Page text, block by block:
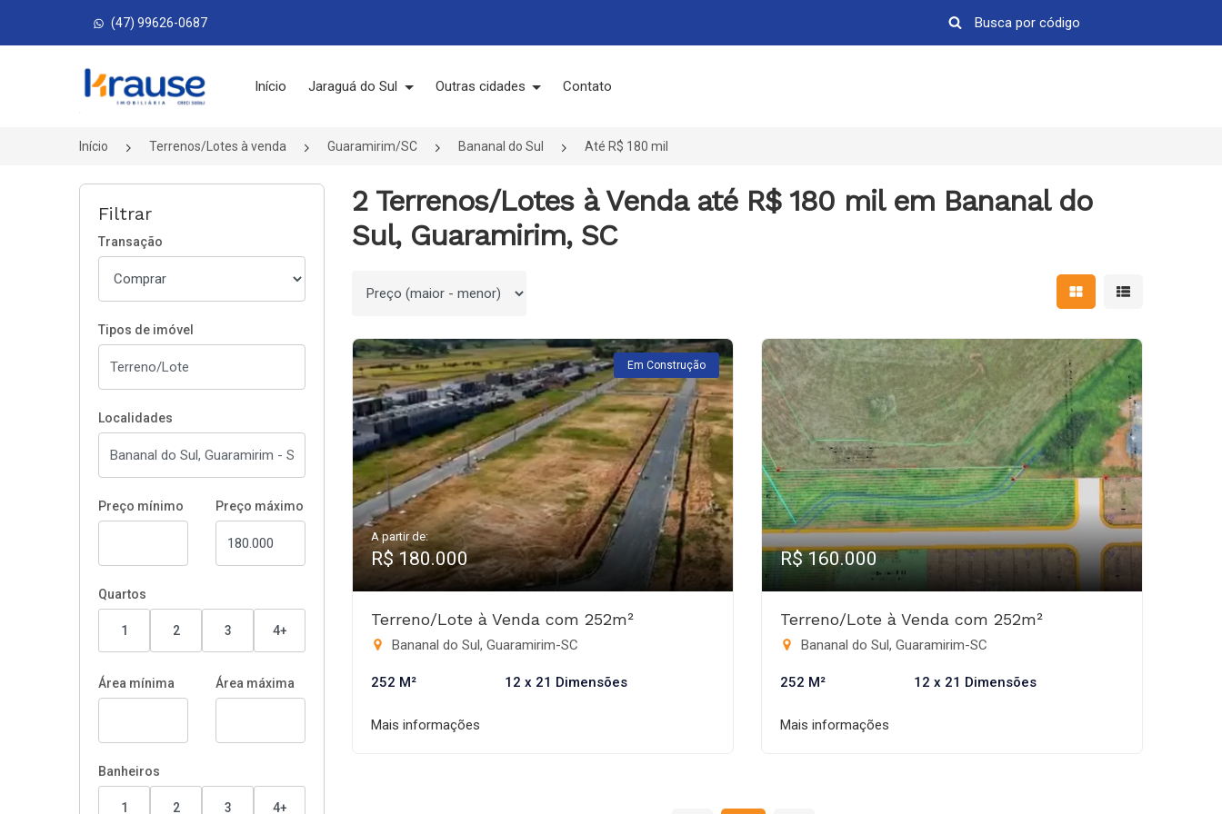
(47) 99626-0687
Página inicial
Início Jaraguá do Sul Outras cidades Contato
Início Terrenos/Lotes à venda Guaramirim/SC Bananal do Sul Até R$ 180 mil
Filtrar
Transação
Tipos de imóvel
Localidades
Preço mínimo Preço máximo
Quartos
1 2 3 4+
Área mínima Área máxima
Banheiros
1 2 3 4+
2 Terrenos/Lotes à Venda até R$ 180 mil em Bananal do
Sul, Guaramirim, SC
Ordenar por Mostrar resultados em
Mostrar
Em Construção
A partir de:
R$ 180.000
Terreno/Lote à Venda com 252m²
Bananal do Sul, Guaramirim-SC
252 M² 12 x 21 Dimensões
Mais informações
R$ 160.000
Terreno/Lote à Venda com 252m²
Bananal do Sul, Guaramirim-SC
252 M² 12 x 21 Dimensões
Mais informações